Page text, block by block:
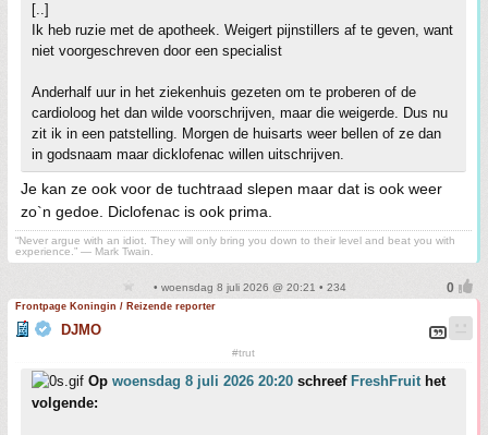
[..]
Ik heb ruzie met de apotheek. Weigert pijnstillers af te geven, want
niet voorgeschreven door een specialist
Anderhalf uur in het ziekenhuis gezeten om te proberen of de
cardioloog het dan wilde voorschrijven, maar die weigerde. Dus nu
zit ik in een patstelling. Morgen de huisarts weer bellen of ze dan
in godsnaam maar dicklofenac willen uitschrijven.
Je kan ze ook voor de tuchtraad slepen maar dat is ook weer
zo`n gedoe. Diclofenac is ook prima.
“Never argue with an idiot. They will only bring you down to their level and beat you with
experience.” ― Mark Twain.
• woensdag 8 juli 2026 @ 20:21 • 234
Frontpage Koningin / Reizende reporter
DJMO
#trut
Op woensdag 8 juli 2026 20:20 schreef FreshFruithet
volgende: